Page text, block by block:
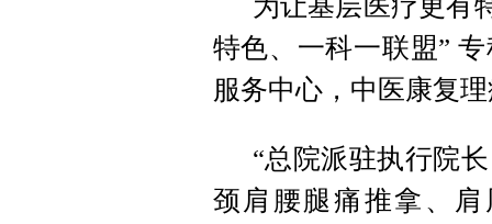
为让基层医疗更有
特色、一科一联盟”
服务中心，中医康复
“总院派驻执行院
颈肩腰腿痛推拿、